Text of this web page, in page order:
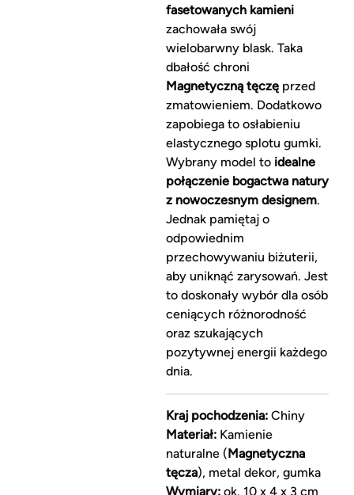
fasetowanych kamieni
zachowała swój
wielobarwny blask. Taka
dbałość chroni
Magnetyczną tęczęprzed
zmatowieniem. Dodatkowo
zapobiega to osłabieniu
elastycznego splotu gumki.
Wybrany model to idealne
połączenie bogactwa natury
z nowoczesnym designem.
Jednak pamiętaj o
odpowiednim
przechowywaniu biżuterii,
aby uniknąć zarysowań. Jest
to doskonały wybór dla osób
ceniących różnorodność
oraz szukających
pozytywnej energii każdego
dnia.
Kraj pochodzenia:Chiny
Materiał:Kamienie
naturalne (Magnetyczna
tęcza), metal dekor, gumka
Wymiary:ok. 10 x 4 x 3 cm